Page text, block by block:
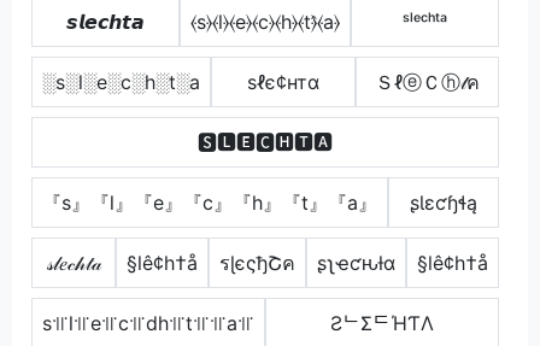
𝙨𝙡𝙚𝙘𝙝𝙩𝙖 ⦑s⦒⦑l⦒⦑e⦒⦑c⦒⦑h⦒⦑t⦒̂⦑a⦒ ˢˡᵉᶜʰᵗᵃ
░s░l░e░c░h░t░a ѕℓє¢нтα ＳℓⓔＣⓗ𝓉ค
🆂🅻🅴🅲🅷🆃🅰
『s』『l』『e』『c』『h』『t』『a』 ʂƖɛƈɧɬą
𝓈𝓁𝑒𝒸𝒽𝓉𝒶 §lê¢h†å รɭєςђՇค ʂʅҽƈԋƚα §lê¢h†å
s꜉꜍l꜉꜍e꜉꜍c꜉꜍dh꜉꜍t꜉꜍꜉꜍a꜉꜍ ƧᄂΣᄃΉƬΛ